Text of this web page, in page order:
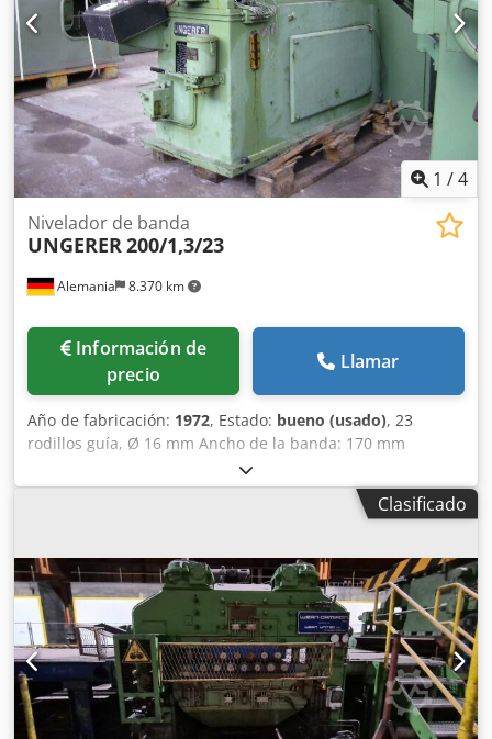
1 /4
Alemania 8.370 km
Nivelador de banda
UNGERER 200/1,3/23
Información de
precio
Llamar
Año de fabricación: 1972, Estado: bueno (usado), 23
rodillos guía, Ø 16 mm Ancho de la banda: 170 mm
Dcjdpfx Adebif Dysqsk Grosor de la banda: 0,2 - 1,3 mm
Clasificado